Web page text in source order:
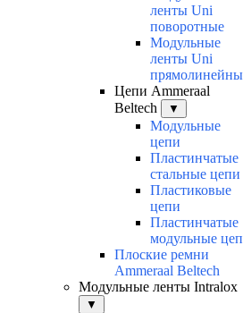
ленты Uni
поворотные
Модульные
ленты Uni
Цепи Ammeraal
Beltech
▼
Модульные
цепи
Пластинчатые
стальные цепи
Пластиковые
цепи
Пластинчатые
модульные
Плоские ремни
Ammeraal Beltech
Модульные ленты Intralox
▼